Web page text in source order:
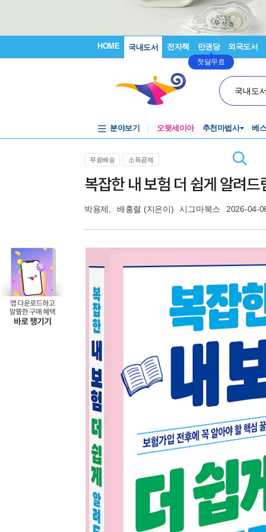
HOME 국내도서 전자책 만권당
첫달무료
외국도서
국내도
분야보기 오뒷세이아 추천마법사 베
무료배송 소득공제
복잡한 내 보험 더 쉽게 알려드
박용제 배홍렬 (지은이) 시그마북스 2026-04-